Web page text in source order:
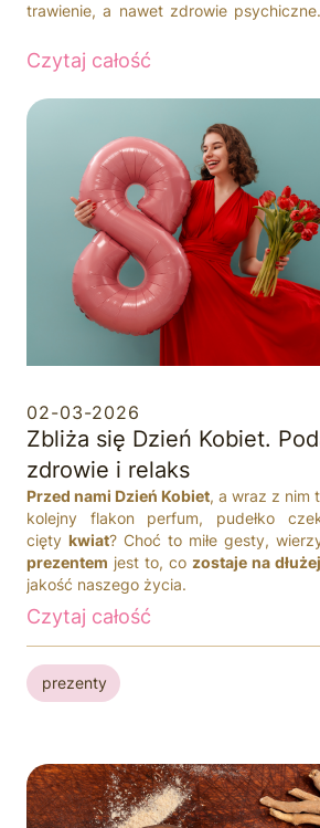
trawienie, a nawet zdrowie
wieloszczepowy
poniższym artykule wyjaśniamy, od
probiotyki przedstawiamy ranking
Czytaj całość
02-03-2026
Zbliża się Dzień Kobiet.
zdrowie i relaks
Przed nami Dzień Kobiet, a wraz z nim
kolejny flakon perfum, pudełko
cięty kwiat? Choć to miłe gesty,
prezentem jest to, co zostaje na dłużej
jakość naszego życia.
Czytaj całość
prezenty